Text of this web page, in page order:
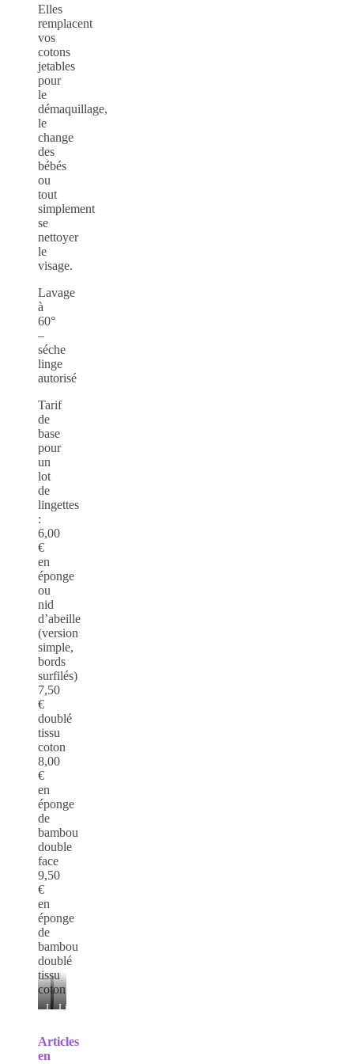
Elles
remplacent
vos
cotons
jetables
pour
le
démaquillage,
le
change
des
bébés
ou
tout
simplement
se
nettoyer
le
visage.
Lavage
à
60°
–
séche
linge
autorisé
Tarif
de
base
pour
un
lot
de
lingettes
:
6,00
€
en
éponge
ou
nid
d’abeille
(version
simple,
bords
surfilés)
7,50
€
doublé
tissu
coton
8,00
€
en
éponge
de
bambou
double
face
9,50
€
en
éponge
de
bambou
doublé
tissu
coton
Lingettes
Lingettes
pochettes
Articles
en